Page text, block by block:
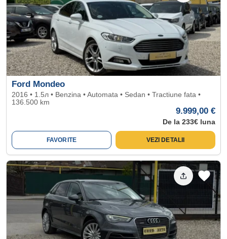
Ford Mondeo
2016 • 1.5л • Benzina • Automata • Sedan • Tractiune fata •
136.500 km
9.999,00 €
De la 233€ luna
FAVORITE VEZI DETALII